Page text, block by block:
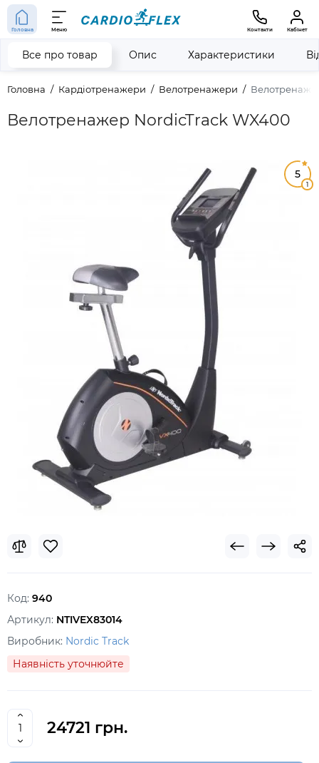
Головна Меню Контакти Кабінет
Головна Кардіотренажери Велотренажери
Велотренажер NordicTrack WX400
Все про товар Опис Характеристики
5
1
Код: 940
Артикул: NTIVEX83014
Виробник: Nordic Track
Наявність уточнюйте
24721 грн.